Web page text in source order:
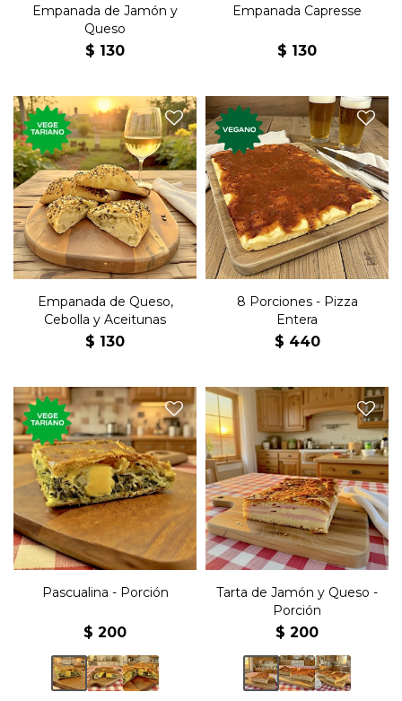
Empanada de Jamón y
Queso
$ 130
Empanada Capresse
$ 130
Empanada rellena de queso,
cebolla y aceitunas.
Empanada de Queso,
Cebolla y Aceitunas
$ 130
La clásica pizza de confiteria
entera.
Medidas: 42cm x 28cm.
8 Porciones - Pizza
Entera
$ 440
Porción de torta pascualina
rellena con acelga, queso y
huevo.
Pascualina - Porción
$ 200
Porción de tarta rellena con
jamón y queso,
Tarta de Jamón y Queso -
Porción
$ 200